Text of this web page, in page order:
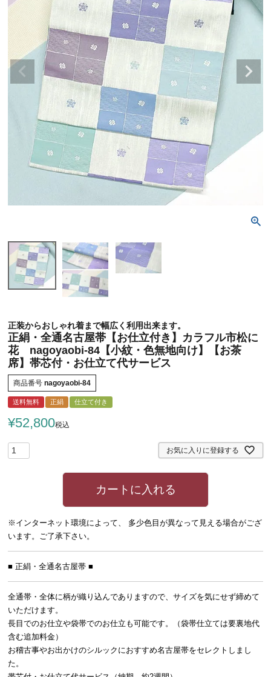
正装からおしゃれ着まで幅広く利用出来ます。
正絹・全通名古屋帯【お仕立付き】カラフル市松に
花 nagoyaobi-84【小紋・色無地向け】【お茶
席】帯芯付・お仕立て代サービス
商品番号 nagoyaobi-84
送料無料 正絹 仕立て付き
¥52,800税込
お気に入りに登録する
カートに入れる
※インターネット環境によって、 多少色目が異なって見える場合がござ
います。ご了承下さい。
■ 正絹・全通名古屋帯 ■
全通帯・全体に柄が織り込んでありますので、サイズを気にせず締めて
いただけます。
長目でのお仕立や袋帯でのお仕立も可能です。（袋帯仕立ては要裏地代
含む追加料金）
お稽古事やお出かけのシルックにおすすめ名古屋帯をセレクトしまし
た。